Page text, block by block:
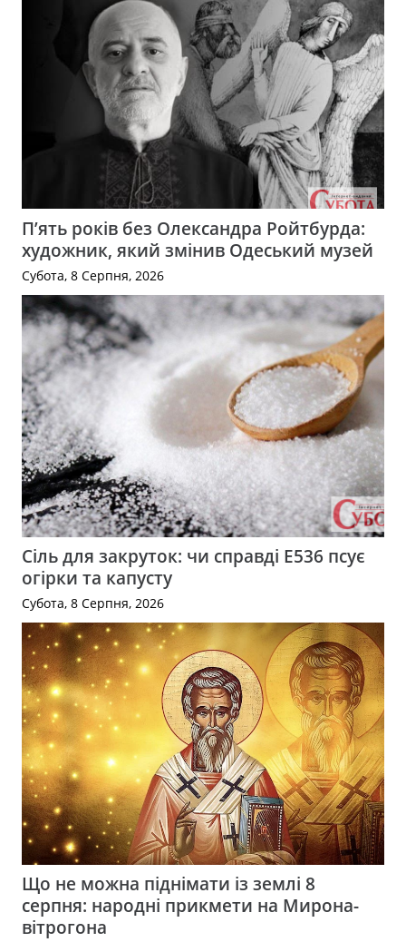
П’ять років без Олександра Ройтбурда:
художник, який змінив Одеський музей
Субота, 8 Серпня, 2026
Сіль для закруток: чи справді Е536 псує
огірки та капусту
Субота, 8 Серпня, 2026
Що не можна піднімати із землі 8
серпня: народні прикмети на Мирона-
вітрогона